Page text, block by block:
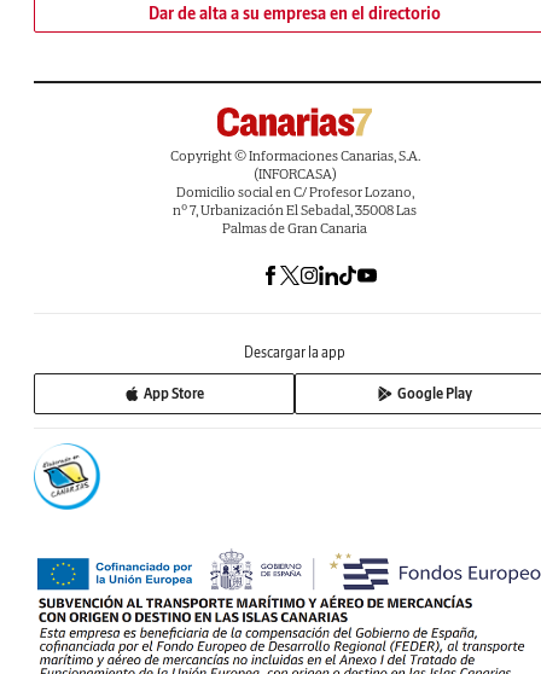
Dar de alta a su empresa en el directorio
Copyright © Informaciones Canarias, S.A.
(INFORCASA)
Domicilio social en C/ Profesor Lozano,
nº 7, Urbanización El Sebadal, 35008 Las
Palmas de Gran Canaria
Descargar la app
App Store Google Play